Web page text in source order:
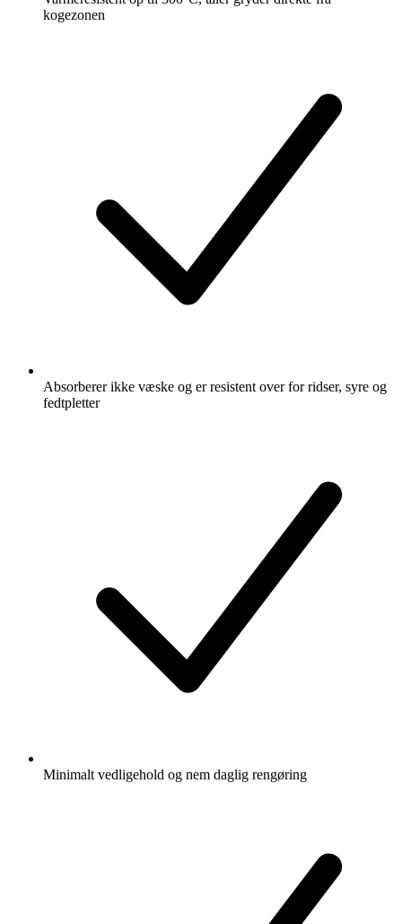
kogezonen
Absorberer ikke væske og er resistent over for ridser, syre og
fedtpletter
Minimalt vedligehold og nem daglig rengøring